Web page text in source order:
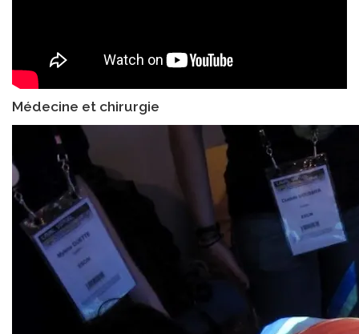
Médecine et chirurgie